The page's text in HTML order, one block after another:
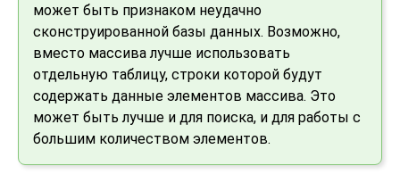
может быть признаком неудачно
сконструированной базы данных. Возможно,
вместо массива лучше использовать
отдельную таблицу, строки которой будут
содержать данные элементов массива. Это
может быть лучше и для поиска, и для работы с
большим количеством элементов.